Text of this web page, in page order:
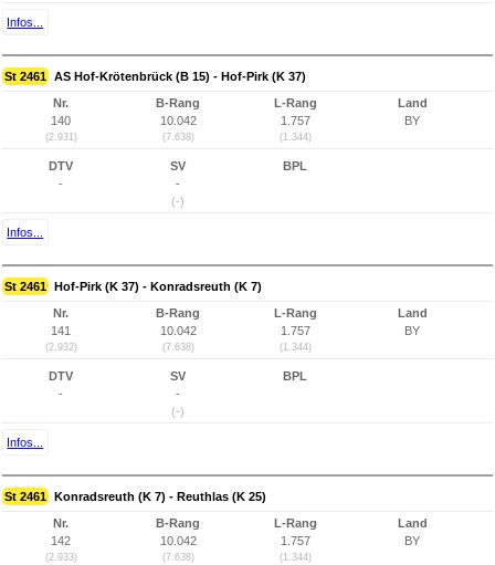
Infos...
St 2461 AS Hof-Krötenbrück (B 15) - Hof-Pirk (K 37)
Nr.
140
(2.931)
B-Rang
10.042
(7.638)
L-Rang
1.757
(1.344)
Land
BY
DTV
-
SV
-
(-)
BPL
Infos...
St 2461 Hof-Pirk (K 37) - Konradsreuth (K 7)
Nr.
141
(2.932)
B-Rang
10.042
(7.638)
L-Rang
1.757
(1.344)
Land
BY
DTV
-
SV
-
(-)
BPL
Infos...
St 2461 Konradsreuth (K 7) - Reuthlas (K 25)
Nr.
142
(2.933)
B-Rang
10.042
(7.638)
L-Rang
1.757
(1.344)
Land
BY